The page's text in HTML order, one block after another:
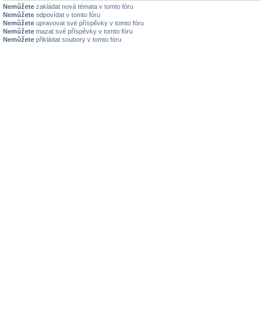
Nemůžete zakládat nová témata v tomto fóru
Nemůžete odpovídat v tomto fóru
Nemůžete upravovat své příspěvky v tomto fóru
Nemůžete mazat své příspěvky v tomto fóru
Nemůžete přikládat soubory v tomto fóru